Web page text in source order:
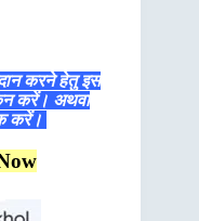
करने हेतु इस
करें। अथवा
करें।